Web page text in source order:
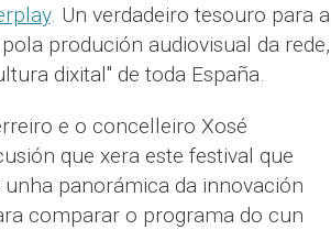
. Un verdadeiro tesouro para a
produción audiovisual da rede,
dixital" de toda España.
e o concelleiro Xosé
que xera este festival que
panorámica da innovación
comparar o programa do cun